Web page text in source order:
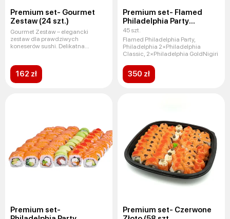
Premium set- Gourmet
Zestaw (24 szt.)
Gourmet Zestaw – elegancki
zestaw dla prawdziwych
koneserów sushi. Delikatna
162 zł
Premium set- Flamed
Philadelphia Party
(45 szt.)
45 szt.
Flamed Philadelphia Party,
Philadelphia 2×Philadelphia
Classic, 2×Philadelphia GoldNigiri
350 zł
Premium set-
Premium set- Czerwone